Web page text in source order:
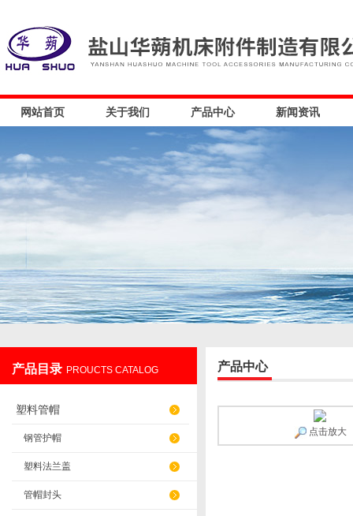
网站首页 关于我们 产品中心 新闻资讯
产品目录 PROUCTS CATALOG
塑料管帽
钢管护帽
塑料法兰盖
管帽封头
产品中心
点击放大